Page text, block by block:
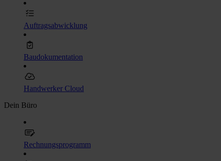
Auftragsabwicklung
Baudokumentation
Handwerker Cloud
Dein Büro
Rechnungsprogramm